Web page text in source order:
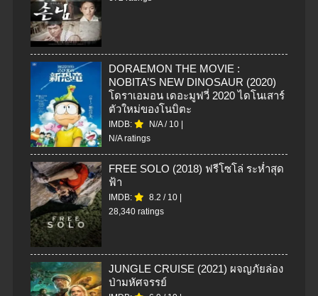
DORAEMON THE MOVIE :
NOBITA’S NEW DINOSAUR (2020)
โดราเอมอน เดอะมูฟวี่ 2020 ไดโนเสาร์
ตัวใหม่ของโนบิตะ
IMDB: N/A/ 10 |
N/A ratings
FREE SOLO (2018) ฟรีโซโล่ ระห่ำสุด
ฟ้า
IMDB: 8.2 / 10 |
28,340 ratings
JUNGLE CRUISE (2021) ผจญภัยล่อง
ป่ามหัศจรรย์